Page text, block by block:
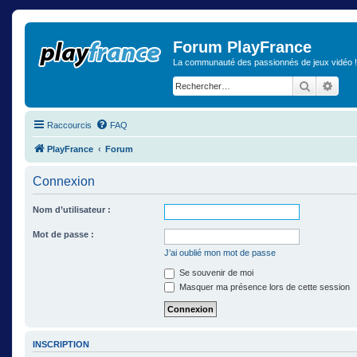
Forum PlayFrance
La communauté des passionnés de jeux vidéo !
Raccourcis FAQ
PlayFrance Forum
Connexion
Nom d’utilisateur :
Mot de passe :
J’ai oublié mon mot de passe
Se souvenir de moi
Masquer ma présence lors de cette session
INSCRIPTION